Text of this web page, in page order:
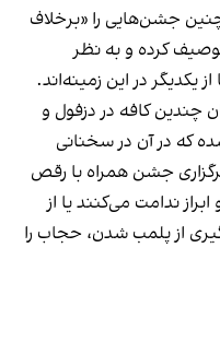
جشن‌هایی را «برخلاف
کرده و به نظر
یکدیگر در این زمینه‌اند.
چندین کافه در دزفول و
که در آن در سخنانی
جشن همراه با رقص
ندامت می‌کنند یا از
از پلمب شدن، حجاب را